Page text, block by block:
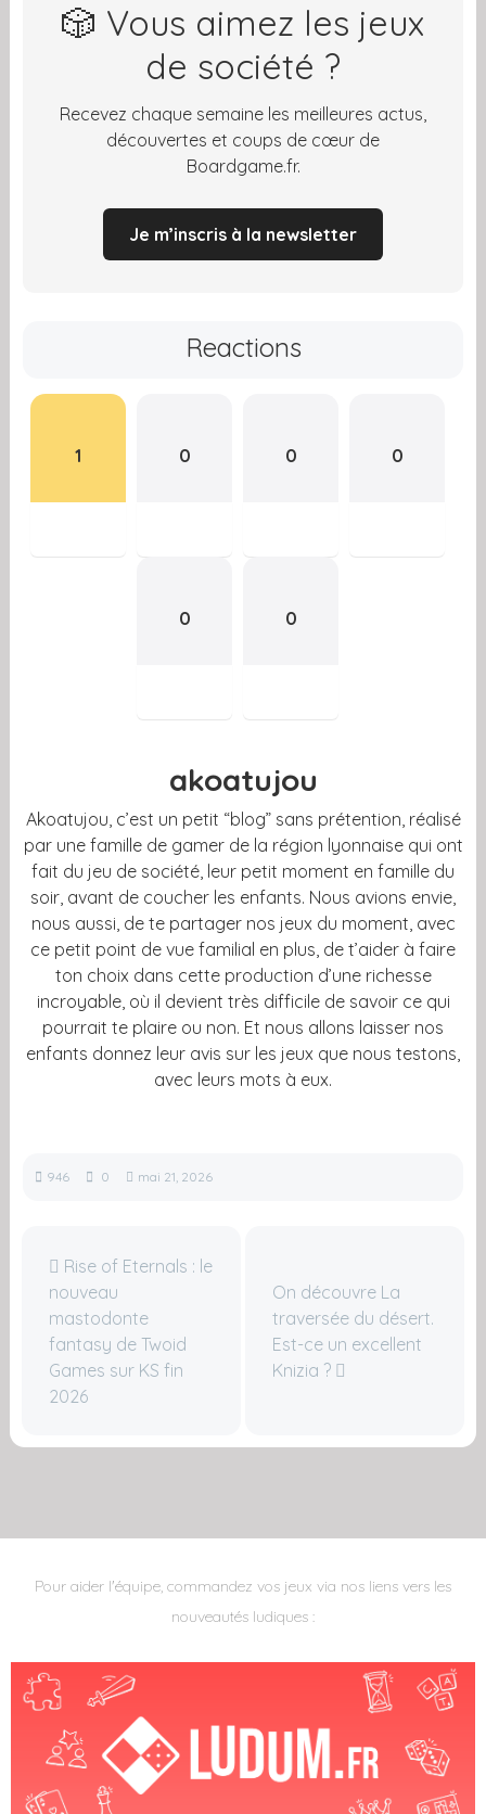
🎲 Vous aimez les jeux
de société ?
Recevez chaque semaine les meilleures actus,
découvertes et coups de cœur de
Boardgame.fr.
Je m’inscris à la newsletter
Reactions
1 0 0 0
0 0
akoatujou
Akoatujou, c’est un petit “blog” sans prétention, réalisé
par une famille de gamer de la région lyonnaise qui ont
fait du jeu de société, leur petit moment en famille du
soir, avant de coucher les enfants. Nous avions envie,
nous aussi, de te partager nos jeux du moment, avec
ce petit point de vue familial en plus, de t’aider à faire
ton choix dans cette production d’une richesse
incroyable, où il devient très difficile de savoir ce qui
pourrait te plaire ou non. Et nous allons laisser nos
enfants donnez leur avis sur les jeux que nous testons,
avec leurs mots à eux.
946 0 mai 21, 2026
Rise of Eternals : le
nouveau
mastodonte
fantasy de Twoid
Games sur KS fin
2026
On découvre La
traversée du désert.
Est-ce un excellent
Knizia ?
Pour aider l'équipe, commandez vos jeux via nos liens vers les
nouveautés ludiques :